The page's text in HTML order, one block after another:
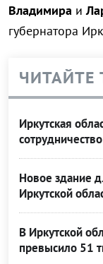
Владимира и
губернатора
ЧИТАЙТЕ
Иркутская
сотрудничество
Новое здание
Иркутской
В Иркутской
превысило 51